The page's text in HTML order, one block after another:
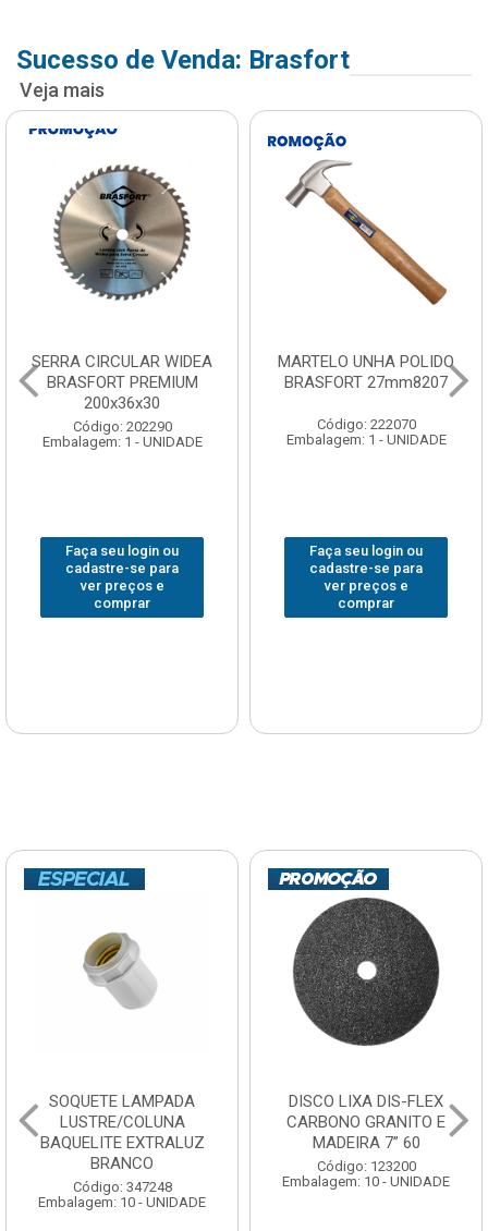
Sucesso de Venda: Brasfort
Veja mais
SERRA CIRCULAR WIDEA
BRASFORT PREMIUM
200x36x30
Código: 202290
Embalagem: 1 - UNIDADE
Faça seu login ou
cadastre-se para
ver preços e
comprar
MARTELO UNHA POLIDO
BRASFORT 27mm8207
Código: 222070
Embalagem: 1 - UNIDADE
Faça seu login ou
cadastre-se para
ver preços e
comprar
SOQUETE LAMPADA
LUSTRE/COLUNA
BAQUELITE EXTRALUZ
BRANCO
Código: 347248
Embalagem: 10 - UNIDADE
DISCO LIXA DIS-FLEX
CARBONO GRANITO E
MADEIRA 7” 60
Código: 123200
Embalagem: 10 - UNIDADE